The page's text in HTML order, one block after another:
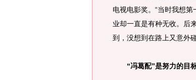
电视电影奖。“当时我想
业却一直是有种无收。后
到，没想到在路上又意外
“冯葛配”是努力的目